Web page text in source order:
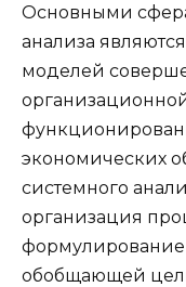
Основными
анализа
моделей
экономических
системного
организация
формулирование
обобщающей